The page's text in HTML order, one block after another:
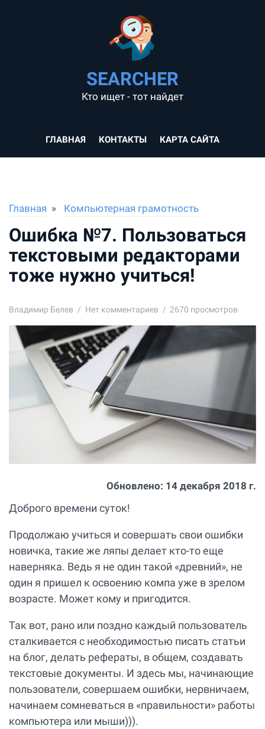
SEARCHER
Кто ищет - тот найдет
ГЛАВНАЯ КОНТАКТЫ КАРТА САЙТА
Главная Компьютерная грамотность
Ошибка №7. Пользоваться
текстовыми редакторами
тоже нужно учиться!
Владимир Белев Нет комментариев 2670 просмотров
Обновлено: 14 декабря 2018 г.
Доброго времени суток!
Продолжаю учиться и совершать свои ошибки
новичка, такие же ляпы делает кто-то еще
наверняка. Ведь я не один такой «древний», не
один я пришел к освоению компа уже в зрелом
возрасте. Может кому и пригодится.
Так вот, рано или поздно каждый пользователь
сталкивается с необходимостью писать статьи
на блог, делать рефераты, в общем, создавать
текстовые документы. И здесь мы, начинающие
пользователи, совершаем ошибки, нервничаем,
начинаем сомневаться в «правильности» работы
компьютера или мыши))).